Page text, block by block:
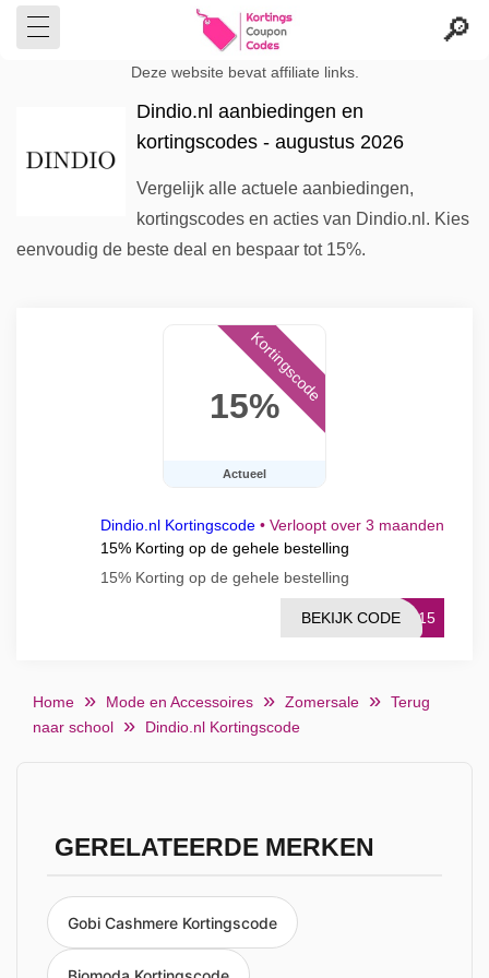
Deze website bevat affiliate links.
Dindio.nl aanbiedingen en
kortingscodes - augustus 2026
Vergelijk alle actuele aanbiedingen,
kortingscodes en acties van Dindio.nl. Kies
eenvoudig de beste deal en bespaar tot 15%.
15%
Actueel
Kortingscode
Dindio.nl Kortingscode • Verloopt over 3 maanden
15% Korting op de gehele bestelling
15% Korting op de gehele bestelling
IO15
BEKIJK CODE
Home Mode en Accessoires Zomersale
Terug
naar school
Dindio.nl Kortingscode
GERELATEERDE MERKEN
Gobi Cashmere Kortingscode